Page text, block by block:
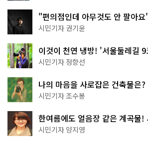
"편의점인데 아무것도 안 팔아
한 편의점의 정체
시민기자 권기윤
이것이 천연 냉방! '서울둘레길
나볼까
시민기자 정향선
나의 마음을 사로잡은 건축물은
상작 공개!
시민기자 조수봉
한여름에도 얼음장 같은 계곡물
천국이네~
시민기자 양지영